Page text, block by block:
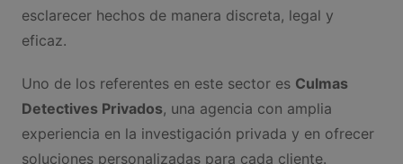
esclarecer hechos de manera discreta, legal y
eficaz.
Uno de los referentes en este sector es Culmas
Detectives Privados, una agencia con amplia
experiencia en la investigación privada y en ofrecer
soluciones personalizadas para cada cliente.